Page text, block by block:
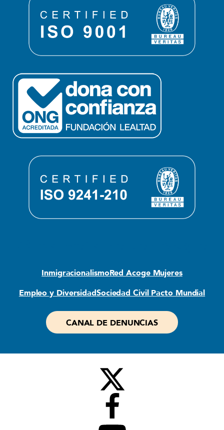
InmigracionalismoRed Acoge Mujeres
Empleo y DiversidadSociedad Civil Pacto Mundial
CANAL DE DENUNCIAS